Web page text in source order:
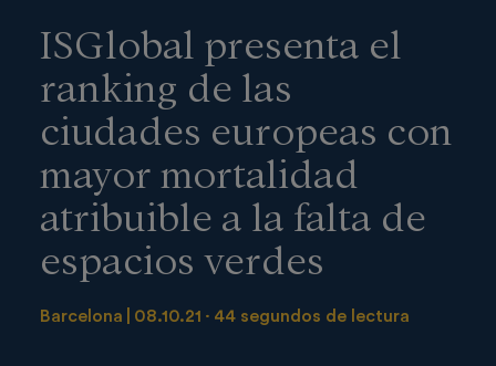
ISGlobal presenta el
ranking de las
ciudades europeas con
mayor mortalidad
atribuible a la falta de
espacios verdes
Barcelona 08.10.21 44 segundos de lectura